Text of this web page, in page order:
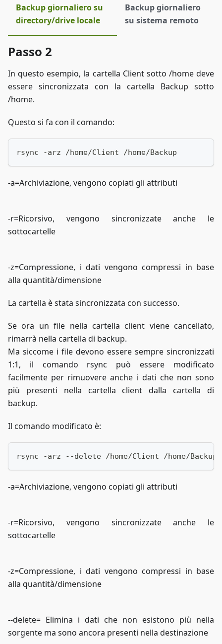
Backup giornaliero su
directory/drive locale
Backup giornaliero
su sistema remoto
Passo 2
In questo esempio, la cartella Client sotto /home deve
essere sincronizzata con la cartella Backup sotto
/home.
Questo si fa con il comando:
rsync -arz /home/Client /home/Backup
-a=Archiviazione, vengono copiati gli attributi
-r=Ricorsivo, vengono sincronizzate anche le
sottocartelle
-z=Compressione, i dati vengono compressi in base
alla quantità/dimensione
La cartella è stata sincronizzata con successo.
Se ora un file nella cartella client viene cancellato,
rimarrà nella cartella di backup.
Ma siccome i file devono essere sempre sincronizzati
1:1, il comando rsync può essere modificato
facilmente per rimuovere anche i dati che non sono
più presenti nella cartella client dalla cartella di
backup.
Il comando modificato è:
rsync -arz --delete /home/Client /home/Backup
-a=Archiviazione, vengono copiati gli attributi
-r=Ricorsivo, vengono sincronizzate anche le
sottocartelle
-z=Compressione, i dati vengono compressi in base
alla quantità/dimensione
--delete= Elimina i dati che non esistono più nella
sorgente ma sono ancora presenti nella destinazione